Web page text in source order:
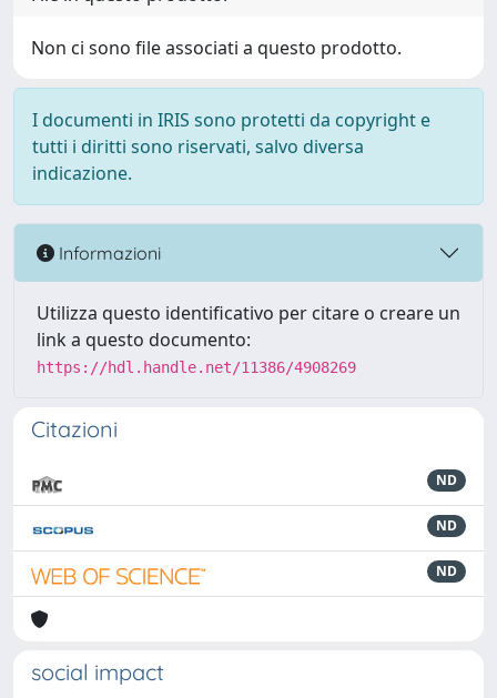
Non ci sono file associati a questo prodotto.
I documenti in IRIS sono protetti da copyright e
tutti i diritti sono riservati, salvo diversa
indicazione.
Informazioni
Utilizza questo identificativo per citare o creare un
link a questo documento:
https://hdl.handle.net/11386/4908269
Citazioni
ND
ND
ND
social impact